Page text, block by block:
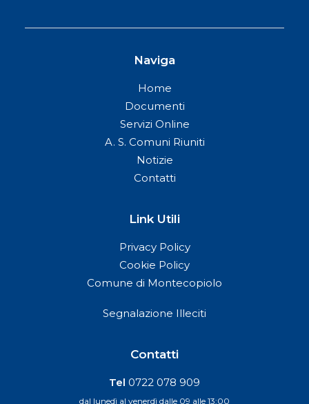
Naviga
Home
Documenti
Servizi Online
A. S. Comuni Riuniti
Notizie
Contatti
Link Utili
Privacy Policy
Cookie Policy
Comune di Montecopiolo
Segnalazione Illeciti
Contatti
Tel 0722 078 909
dal lunedì al venerdì dalle 09 alle 13:00